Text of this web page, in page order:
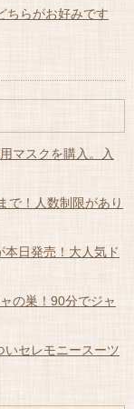
ちらがお好みです
マスクを購入。入
で！人数制限があり
本日発売！大人気ド
の巣！90分でジャ
いセレモニースーツ